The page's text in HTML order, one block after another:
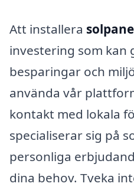
Att installera
investering som kan
besparingar och
använda vår
kontakt med lokala
specialiserar sig på
personliga
dina behov. Tveka